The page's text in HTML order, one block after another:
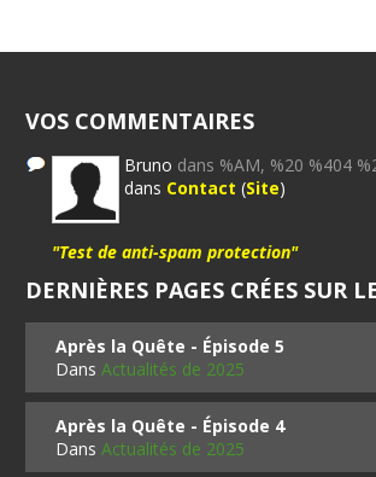
VOS COMMENTAIRES
Bruno dans %AM, %20 %404
dans Contact (Site)
"Test de anti-spam protection"
DERNIÈRES PAGES CRÉES SUR
Après la Quête - Épisode 5
DansActualités de 2025
Après la Quête - Épisode 4
DansActualités de 2025